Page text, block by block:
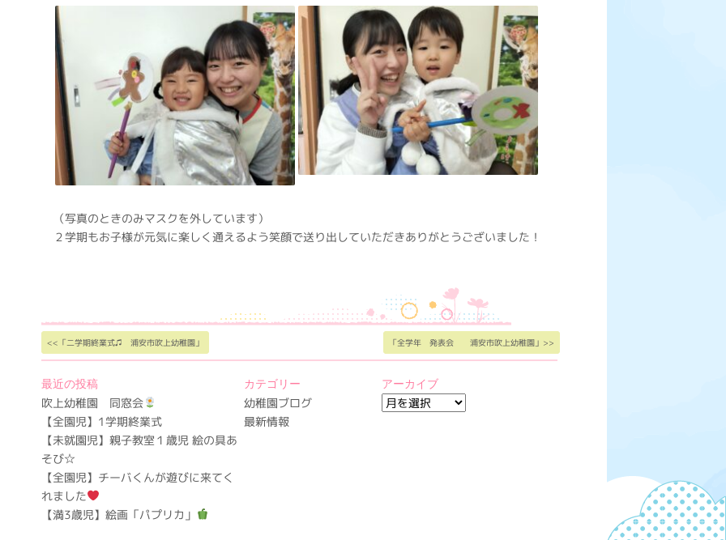
（写真のときのみマスクを外しています）
２学期もお子様が元気に楽しく通えるよう笑顔で送り出していただきありがとうございました！
<<「二学期終業式♫ 浦安市吹上幼稚園」 「全学年 発表会 浦安市吹上幼稚園」>>
最近の投稿
吹上幼稚園 同窓会
【全園児】1学期終業式
【未就園児】親子教室１歳児 絵の具あ
そび☆
【全園児】チーバくんが遊びに来てく
れました
【満3歳児】絵画「パプリカ」
カテゴリー
幼稚園ブログ
最新情報
アーカイブ
ア